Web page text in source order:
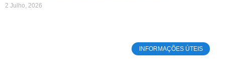
2 Julho, 2026
INFORMAÇÕES ÚTEIS